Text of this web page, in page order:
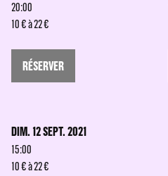
20:00
10 € à 22 €
RÉSERVER
DIM. 12 SEPT. 2021
15:00
10 € à 22 €